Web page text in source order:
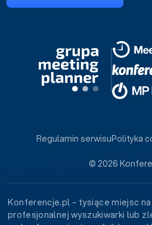
© 2026
Regulamin serwisuPolityka
Konferencje.pl – tysiące miejsc
profesjonalnej wyszukiwarki lub